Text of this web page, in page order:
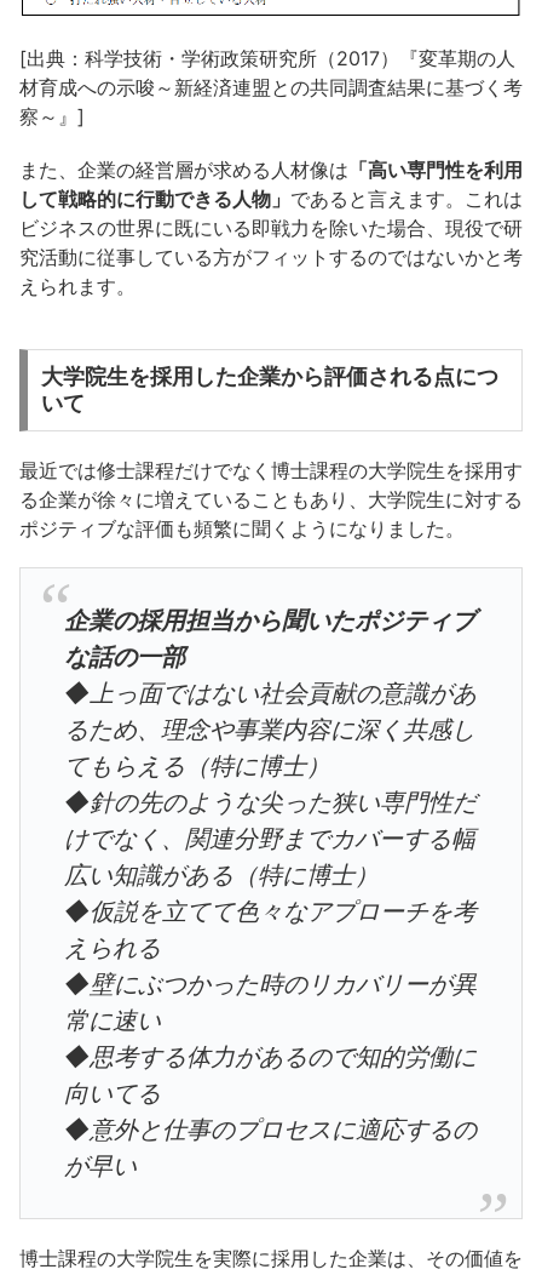
[出典：科学技術・学術政策研究所（2017）『変革期の人
材育成への示唆～新経済連盟との共同調査結果に基づく考
察～』]
また、企業の経営層が求める人材像は 「高い専門性を利用
して戦略的に行動できる人物」 であると言えます。これは
ビジネスの世界に既にいる即戦力を除いた場合、現役で研
究活動に従事している方がフィットするのではないかと考
えられます。
大学院生を採用した企業から評価される点につ
いて
最近では修士課程だけでなく博士課程の大学院生を採用す
る企業が徐々に増えていることもあり、大学院生に対する
ポジティブな評価も頻繁に聞くようになりました。
企業の採用担当から聞いたポジティブ
な話の一部
◆上っ面ではない社会貢献の意識があ
るため、理念や事業内容に深く共感し
てもらえる（特に博士）
◆針の先のような尖った狭い専門性だ
けでなく、関連分野までカバーする幅
広い知識がある（特に博士）
◆仮説を立てて色々なアプローチを考
えられる
◆壁にぶつかった時のリカバリーが異
常に速い
◆思考する体力があるので知的労働に
向いてる
◆意外と仕事のプロセスに適応するの
が早い
博士課程の大学院生を実際に採用した企業は、その価値を